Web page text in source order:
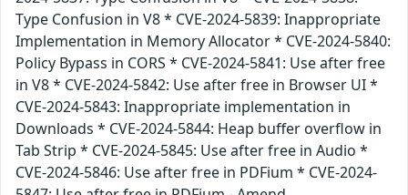
Type Confusion in V8 * CVE-2024-5839: Inappropriate
Implementation in Memory Allocator * CVE-2024-5840:
Policy Bypass in CORS * CVE-2024-5841: Use after free
in V8 * CVE-2024-5842: Use after free in Browser UI *
CVE-2024-5843: Inappropriate implementation in
Downloads * CVE-2024-5844: Heap buffer overflow in
Tab Strip * CVE-2024-5845: Use after free in Audio *
CVE-2024-5846: Use after free in PDFium * CVE-2024-